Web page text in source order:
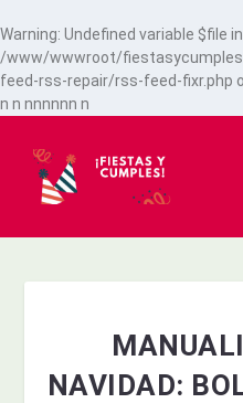
Warning: Undefined variable $file in
/www/wwwroot/
feed-rss-repair/rss-feed-fixr.php
n n nnnnnn n
NAVIDAD: